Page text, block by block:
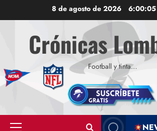
al
contenido
8 de agosto de 2026 6:00:06
Crónicas
Football y tinta…